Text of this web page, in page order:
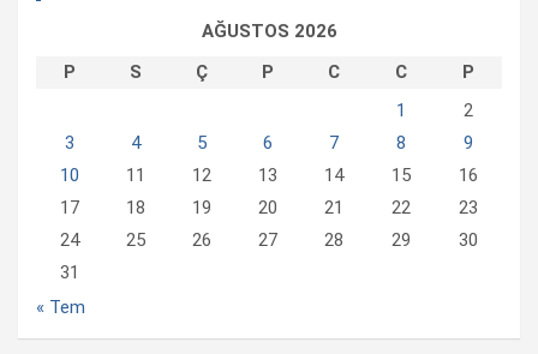
AĞUSTOS 2026
P
S Ç P C C
P
1
2
3
4 5 6 7 8
9
10
11 12 13 14 15
16
17
18 19 20 21 22
23
24
25 26 27 28 29
30
31
« Tem